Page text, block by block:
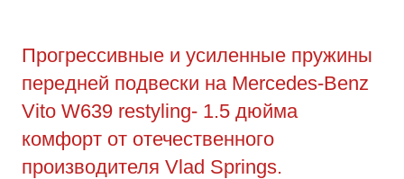
Прогрессивные и усиленные пружины
передней подвески на Mercedes-Benz
Vito W639 restyling- 1.5 дюйма
комфорт от отечественного
производителя Vlad Springs.